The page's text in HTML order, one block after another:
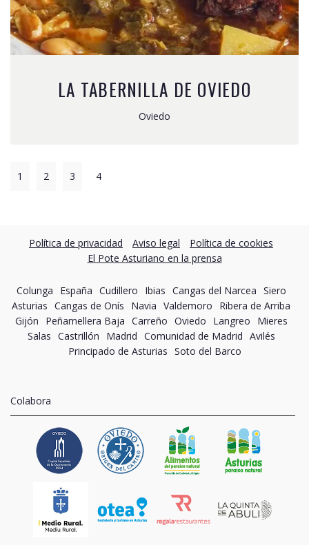
LA TABERNILLA DE OVIEDO
Oviedo
1 2 3 4
Política de privacidad Aviso legal
Política de cookies
El Pote Asturiano en la prensa
Colunga España Cudillero Ibias Cangas del Narcea Siero
Asturias Cangas de Onís Navia Valdemoro
Ribera de Arriba
Gijón
Peñamellera Baja Carreño Oviedo Langreo
Mieres
Salas Castrillón Madrid Comunidad de Madrid Avilés
Principado de Asturias Soto del Barco
Colabora